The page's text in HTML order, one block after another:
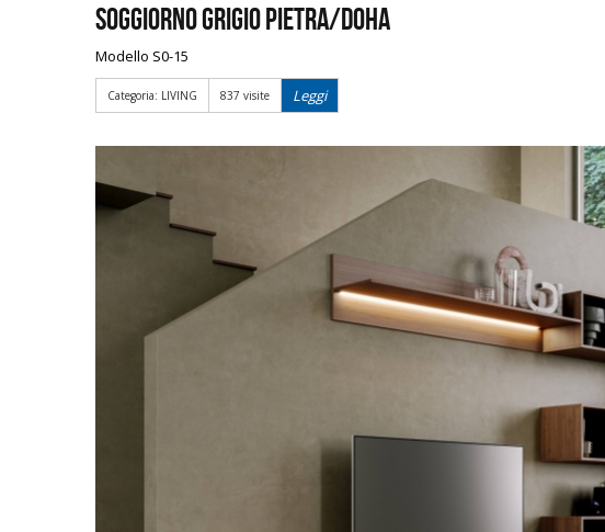
Soggiorno Grigio Pietra/Doha
Modello S0-15
Categoria: LIVING 837 visite Leggi